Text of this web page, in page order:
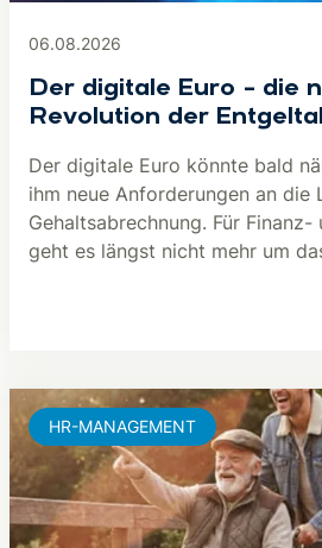
06.08.2026
Der digitale Euro – die
Revolution der
Der digitale Euro könnte bald
ihm neue Anforderungen an die
Gehaltsabrechnung. Für
geht es längst nicht mehr um
HR-MANAGEMENT